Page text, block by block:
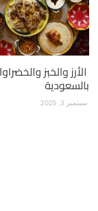
الأرز والخبز
بالسعودية
سبتمبر 3, 2025